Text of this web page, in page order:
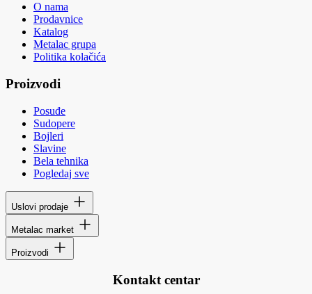
O nama
Prodavnice
Katalog
Metalac grupa
Politika kolačića
Proizvodi
Posuđe
Sudopere
Bojleri
Slavine
Bela tehnika
Pogledaj sve
Uslovi prodaje
Metalac market
Proizvodi
Kontakt centar